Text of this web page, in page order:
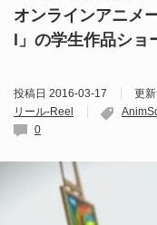
オンラインアニメ
l」の学生作品ショ
投稿日 2016-03-17 更新
リール-Reel
0